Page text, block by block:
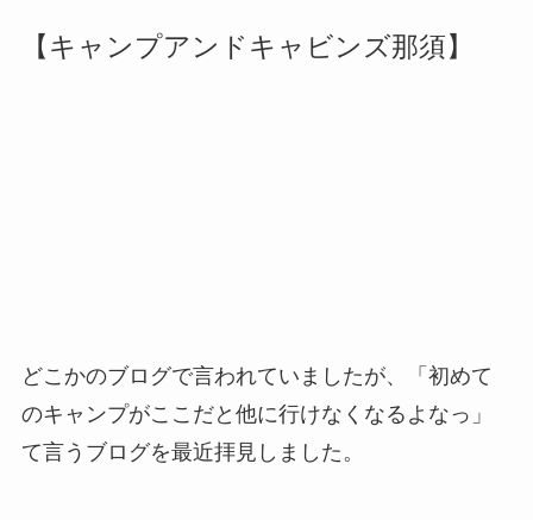
【キャンプアンドキャビンズ那須】
どこかのブログで言われていましたが、「初めて
のキャンプがここだと他に行けなくなるよなっ」
て言うブログを最近拝見しました。